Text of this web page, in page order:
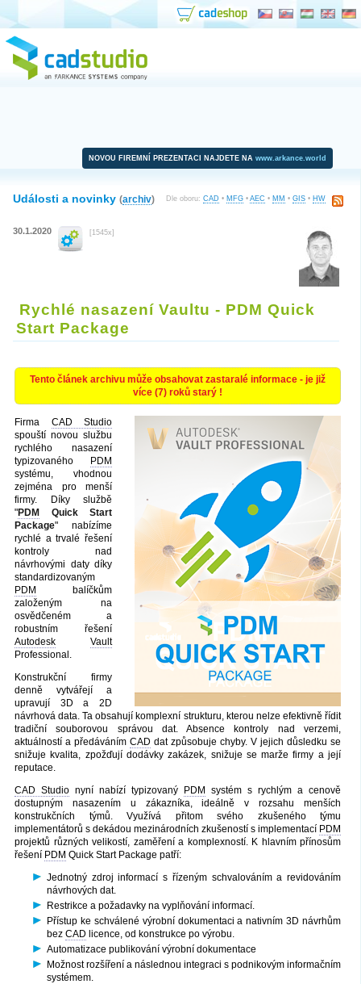
NOVOU FIREMNÍ PREZENTACI NAJDETE NA www.arkance.world
Dle oboru: CAD • MFG • AEC • MM • GIS • HW
Události a novinky (archiv)
30.1.2020 [1545x]
Rychlé nasazení Vaultu - PDM Quick
Start Package
Tento článek archivu může obsahovat zastaralé informace - je již
více (7) roků starý !
Firma CAD Studio
spouští novou službu
rychlého nasazení
typizovaného
PDM
systému, vhodnou
zejména pro menší
firmy. Díky službě
"PDM
Quick Start
Package" nabízíme
rychlé a trvalé řešení
kontroly nad
návrhovými daty díky
standardizovaným
PDM
balíčkům
založeným na
osvědčeném a
robustním řešení
Autodesk
Vault
Professional.
Konstrukční firmy
denně vytvářejí a
upravují 3D a 2D
návrhová data. Ta obsahují komplexní strukturu, kterou nelze efektivně řídit
tradiční souborovou správou dat. Absence kontroly nad verzemi,
aktuálností a předáváním CAD dat způsobuje chyby. V jejich důsledku se
snižuje kvalita, zpožďují dodávky zakázek, snižuje se marže firmy a její
reputace.
CAD Studio nyní nabízí typizovaný PDM
systém s rychlým a cenově
dostupným nasazením u zákazníka, ideálně v rozsahu menších
konstrukčních týmů. Využívá přitom svého zkušeného týmu
implementátorů s dekádou mezinárodních zkušeností s implementací PDM
projektů různých velikostí, zaměření a komplexností. K hlavním přínosům
řešení PDM Quick Start Package patří:
Jednotný zdroj informací s řízeným schvalováním a revidováním
návrhových dat.
Restrikce a požadavky na vyplňování informací.
Přístup ke schválené výrobní dokumentaci a nativním 3D návrhům
bez CAD licence, od konstrukce po výrobu.
Automatizace publikování výrobní dokumentace
Možnost rozšíření a následnou integraci s podnikovým informačním
systémem.